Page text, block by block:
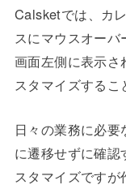
Calsketでは、カ
スにマウスオー
画面左側に表示さ
スタマイズするこ
日々の業務に必
に遷移せずに確
スタマイズです